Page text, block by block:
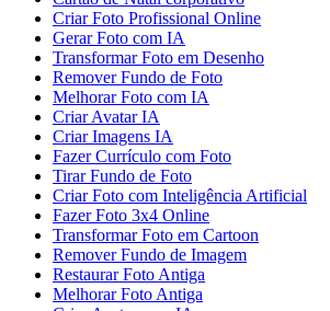
Criar Foto Profissional Online
Gerar Foto com IA
Transformar Foto em Desenho
Remover Fundo de Foto
Melhorar Foto com IA
Criar Avatar IA
Criar Imagens IA
Fazer Currículo com Foto
Tirar Fundo de Foto
Criar Foto com Inteligência Artificial
Fazer Foto 3x4 Online
Transformar Foto em Cartoon
Remover Fundo de Imagem
Restaurar Foto Antiga
Melhorar Foto Antiga